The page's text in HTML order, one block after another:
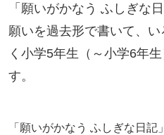
「願いがかなう ふしぎな
願いを過去形で書いて、
く小学5年生（～小学6年
す。
「願いがかなう ふしぎな日